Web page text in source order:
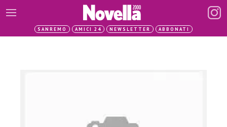
SANREMO AMICI 24 NEWSLETTER ABBONATI